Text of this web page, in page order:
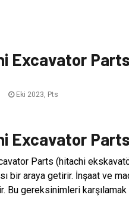
Excavator
Eki 2023, Pts
Excavator Parts
Parts (hitachi
bir araya getirir. İnşaat ve
Bu gereksinimleri